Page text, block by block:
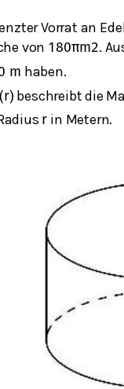
Vorrat an
von 180πm2.
m haben.
r) beschreibt die
r in Metern.